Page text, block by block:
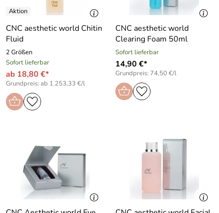
CNC aesthetic world Chitin
Fluid
2 Größen
Sofort lieferbar
ab 18,80 €*
Grundpreis: ab 1.253,33 €/l
CNC aesthetic world
Clearing Foam 50ml
Sofort lieferbar
14,90 €*
Grundpreis: 74,50 €/l